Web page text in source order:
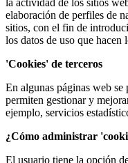
la actividad de los sitios
elaboración de perfiles de
sitios, con el fin de
los datos de uso que hacen
'Cookies' de terceros
En algunas páginas web se
permiten gestionar y
ejemplo, servicios
¿Cómo administrar
El usuario tiene la opción